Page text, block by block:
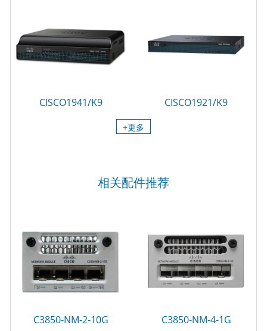
CISCO1941/K9 CISCO1921/K9
+更多
相关配件推荐
C3850-NM-2-10G C3850-NM-4-1G